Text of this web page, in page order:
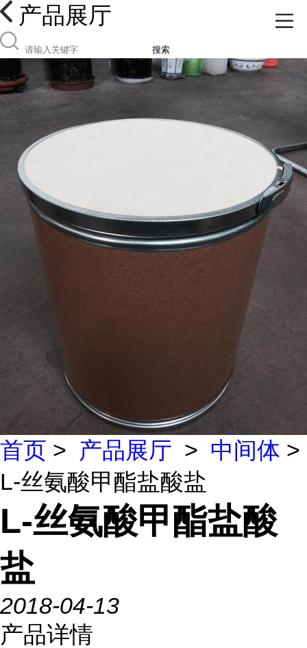
产品展厅
搜索
首页 > 产品展厅 > 中间体 >
L-丝氨酸甲酯盐酸盐
L-丝氨酸甲酯盐酸
盐
2018-04-13
产品详情